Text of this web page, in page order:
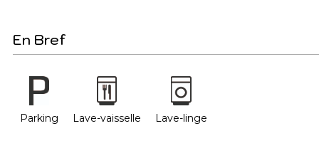
En Bref
Parking Lave-vaisselle Lave-linge